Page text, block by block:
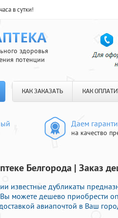
в сутки!
здоровья
потенции
КАК ЗАКАЗАТЬ КАК
Даем
на качество
Белгорода | Заказ
известные дубликаты
Вы можете дешево приобрести
авиапочтой в Ваш